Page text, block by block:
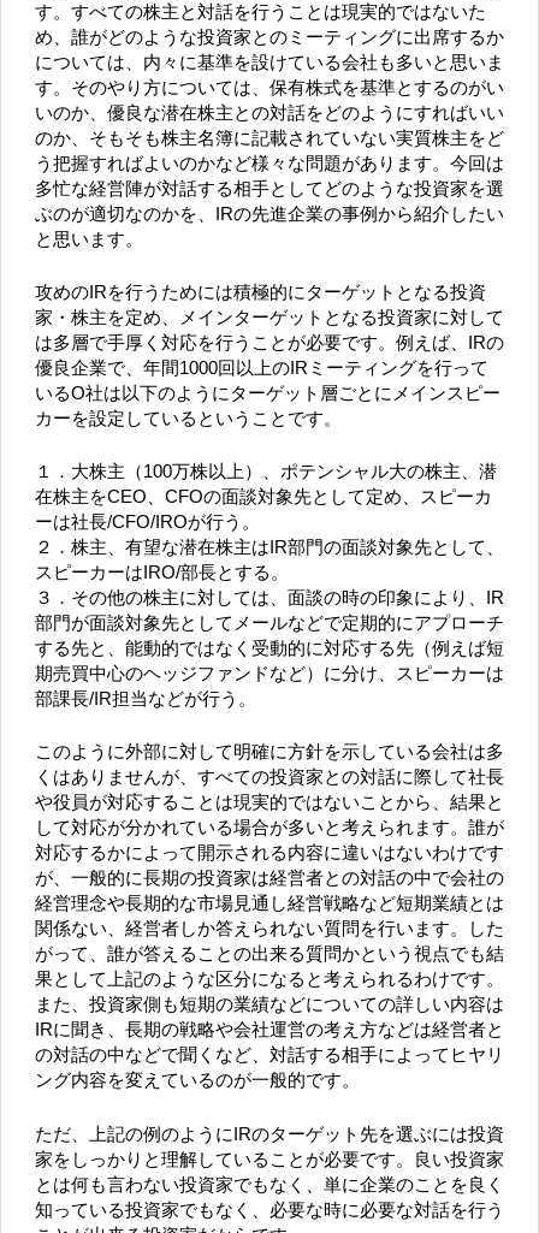
す。すべての株主と対話を行うことは現実的ではないた
め、誰がどのような投資家とのミーティングに出席するか
については、内々に基準を設けている会社も多いと思いま
す。そのやり方については、保有株式を基準とするのがい
いのか、優良な潜在株主との対話をどのようにすればいい
のか、そもそも株主名簿に記載されていない実質株主をど
う把握すればよいのかなど様々な問題があります。今回は
多忙な経営陣が対話する相手としてどのような投資家を選
ぶのが適切なのかを、IRの先進企業の事例から紹介したい
と思います。
攻めのIRを行うためには積極的にターゲットとなる投資
家・株主を定め、メインターゲットとなる投資家に対して
は多層で手厚く対応を行うことが必要です。例えば、IRの
優良企業で、年間1000回以上のIRミーティングを行って
いるO社は以下のようにターゲット層ごとにメインスピー
カーを設定しているということです。
１．大株主（100万株以上）、ポテンシャル大の株主、潜
在株主をCEO、CFOの面談対象先として定め、スピーカ
ーは社長/CFO/IROが行う。
２．株主、有望な潜在株主はIR部門の面談対象先として、
スピーカーはIRO/部長とする。
３．その他の株主に対しては、面談の時の印象により、IR
部門が面談対象先としてメールなどで定期的にアプローチ
する先と、能動的ではなく受動的に対応する先（例えば短
期売買中心のヘッジファンドなど）に分け、スピーカーは
部課長/IR担当などが行う。
このように外部に対して明確に方針を示している会社は多
くはありませんが、すべての投資家との対話に際して社長
や役員が対応することは現実的ではないことから、結果と
して対応が分かれている場合が多いと考えられます。誰が
対応するかによって開示される内容に違いはないわけです
が、一般的に長期の投資家は経営者との対話の中で会社の
経営理念や長期的な市場見通し経営戦略など短期業績とは
関係ない、経営者しか答えられない質問を行います。した
がって、誰が答えることの出来る質問かという視点でも結
果として上記のような区分になると考えられるわけです。
また、投資家側も短期の業績などについての詳しい内容は
IRに聞き、長期の戦略や会社運営の考え方などは経営者と
の対話の中などで聞くなど、対話する相手によってヒヤリ
ング内容を変えているのが一般的です。
ただ、上記の例のようにIRのターゲット先を選ぶには投資
家をしっかりと理解していることが必要です。良い投資家
とは何も言わない投資家でもなく、単に企業のことを良く
知っている投資家でもなく、必要な時に必要な対話を行う